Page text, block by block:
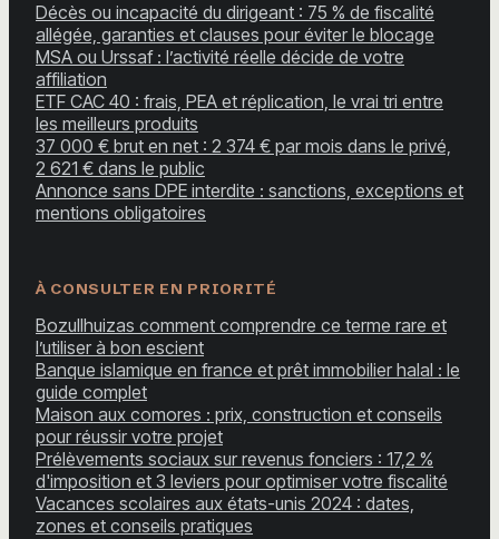
Décès ou incapacité du dirigeant : 75 % de fiscalité
allégée, garanties et clauses pour éviter le blocage
MSA ou Urssaf : l’activité réelle décide de votre
affiliation
ETF CAC 40 : frais, PEA et réplication, le vrai tri entre
les meilleurs produits
37 000 € brut en net : 2 374 € par mois dans le privé,
2 621 € dans le public
Annonce sans DPE interdite : sanctions, exceptions et
mentions obligatoires
À CONSULTER EN PRIORITÉ
Bozullhuizas comment comprendre ce terme rare et
l’utiliser à bon escient
Banque islamique en france et prêt immobilier halal : le
guide complet
Maison aux comores : prix, construction et conseils
pour réussir votre projet
Prélèvements sociaux sur revenus fonciers : 17,2 %
d'imposition et 3 leviers pour optimiser votre fiscalité
Vacances scolaires aux états-unis 2024 : dates,
zones et conseils pratiques